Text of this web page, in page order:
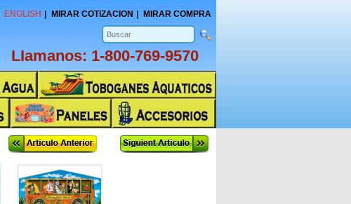
ENGLISH MIRAR COTIZACION MIRAR COMPRA
LIamanos: 1-800-769-9570